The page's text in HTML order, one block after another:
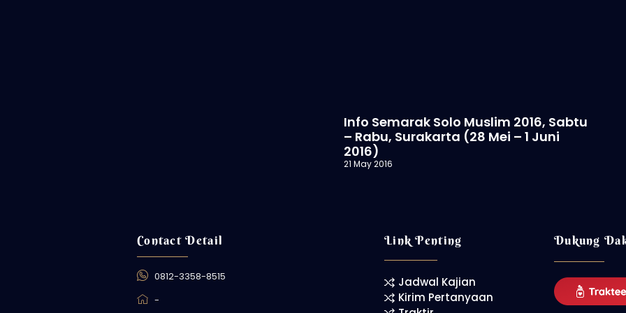
Info Semarak Solo Muslim 2016, Sabtu
– Rabu, Surakarta (28 Mei – 1 Juni
2016)
21 May 2016
Contact Detail
0812-3358-8515
-
Link Penting
Jadwal Kajian
Kirim Pertanyaan
Dukung